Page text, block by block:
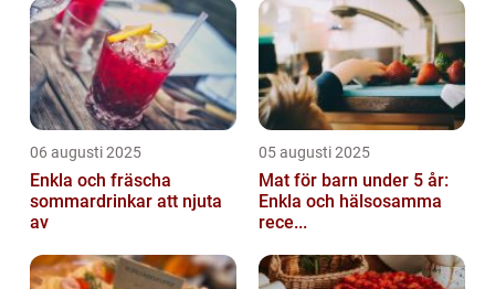
06 augusti 2025
Enkla och fräscha
sommardrinkar att njuta
av
05 augusti 2025
Mat för barn under 5 år:
Enkla och hälsosamma
rece...